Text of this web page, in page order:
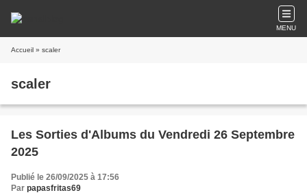
MENU
Accueil » scaler
scaler
Les Sorties d'Albums du Vendredi 26 Septembre
2025
Publié le 26/09/2025 à 17:56
Par papasfritas69